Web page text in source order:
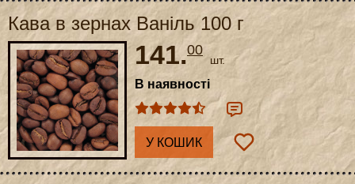
Кава в зернах Ваніль 100 г
141.00
шт.
В наявності
У КОШИК